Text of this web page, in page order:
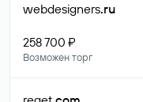
webdesigners.ru
258 700 ₽
Возможен торг